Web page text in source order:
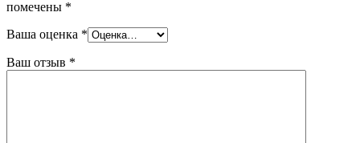
помечены *
Ваша оценка *
Ваш отзыв *